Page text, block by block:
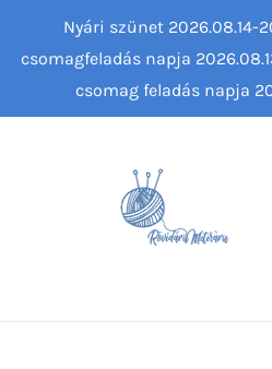
Nyári szünet 2026.08.14-
csomagfeladás napja
csomag feladás napja